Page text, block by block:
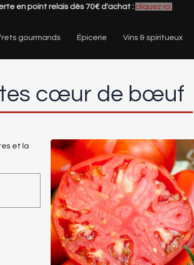
en point relais dès 70€ d'achat : cliquez ici.
gourmands Épicerie Vins & spiritueux
cœur de bœuf
et la